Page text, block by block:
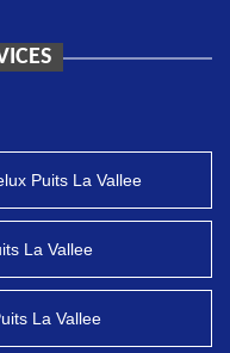
Puits La Vallee
La Vallee
La Vallee